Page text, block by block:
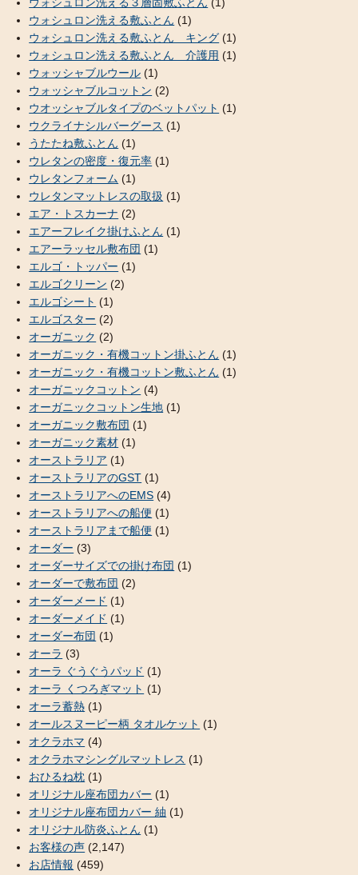
ウォシュロン洗える敷ふとん (1)
ウォシュロン洗える敷ふとん キング (1)
ウォシュロン洗える敷ふとん 介護用 (1)
ウォッシャブルウール (1)
ウォッシャブルコットン (2)
ウオッシャブルタイプのベットパット (1)
ウクライナシルバーグース (1)
うたたね敷ふとん (1)
ウレタンの密度・復元率 (1)
ウレタンフォーム (1)
ウレタンマットレスの取扱 (1)
エア・トスカーナ (2)
エアーフレイク掛けふとん (1)
エアーラッセル敷布団 (1)
エルゴ・トッパー (1)
エルゴクリーン (2)
エルゴシート (1)
エルゴスター (2)
オーガニック (2)
オーガニック・有機コットン掛ふとん (1)
オーガニック・有機コットン敷ふとん (1)
オーガニックコットン (4)
オーガニックコットン生地 (1)
オーガニック敷布団 (1)
オーガニック素材 (1)
オーストラリア (1)
オーストラリアのGST (1)
オーストラリアへのEMS (4)
オーストラリアへの船便 (1)
オーストラリアまで船便 (1)
オーダー (3)
オーダーサイズでの掛け布団 (1)
オーダーで敷布団 (2)
オーダーメード (1)
オーダーメイド (1)
オーダー布団 (1)
オーラ (3)
オーラ ぐうぐうパッド (1)
オーラ くつろぎマット (1)
オーラ蓄熱 (1)
オールスヌーピー柄 タオルケット (1)
オクラホマ (4)
オクラホマシングルマットレス (1)
おひるね枕 (1)
オリジナル座布団カバー (1)
オリジナル座布団カバー 紬 (1)
オリジナル防炎ふとん (1)
お客様の声 (2,147)
お店情報 (459)